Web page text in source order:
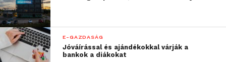
E-GAZDASÁG
Jóváírással és ajándékokkal várják a
bankok a diákokat